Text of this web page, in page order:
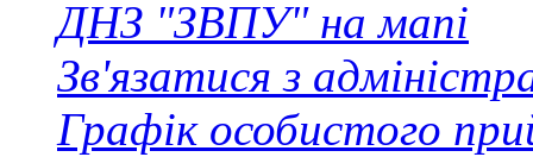
ДНЗ "ЗВПУ" на мапі
Зв'язатися з
Графік особистого